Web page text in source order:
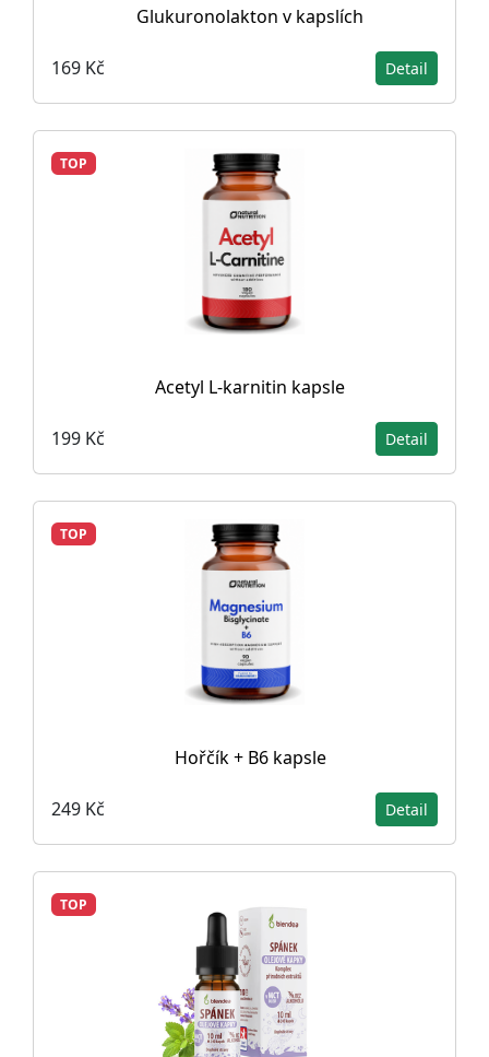
Glukuronolakton v kapslích
169 Kč Detail
TOP
Acetyl L-karnitin kapsle
199 Kč Detail
TOP
Hořčík + B6 kapsle
249 Kč Detail
TOP